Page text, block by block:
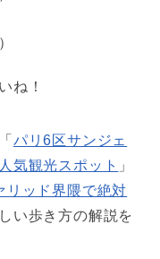
ね！
パリ6区サンジェ
気観光スポット 」
リッド界隈で絶対
い歩き方の解説を